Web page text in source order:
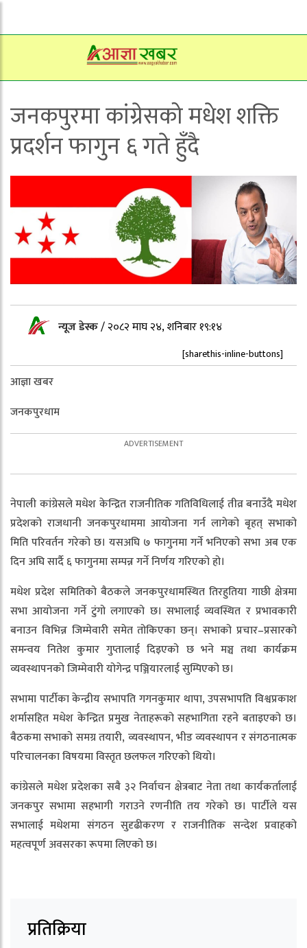
जनकपुरमा कांग्रेसको मधेश शक्ति
प्रदर्शन फागुन ६ गते हुँदै
न्यूज डेस्क/२०८२ माघ २४, शनिबार १९:१४
[sharethis-inline-buttons]
आज्ञा खबर
जनकपुरधाम
नेपाली कांग्रेसले मधेश केन्द्रित राजनीतिक गतिविधिलाई तीव्र बनाउँदै मधेश
प्रदेशको राजधानी जनकपुरधाममा आयोजना गर्न लागेको बृहत् सभाको
मिति परिवर्तन गरेको छ। यसअघि ७ फागुनमा गर्ने भनिएको सभा अब एक
दिन अघि सार्दै ६ फागुनमा सम्पन्न गर्ने निर्णय गरिएको हो।
मधेश प्रदेश समितिको बैठकले जनकपुरधामस्थित तिरहुतिया गाछी क्षेत्रमा
सभा आयोजना गर्ने टुंगो लगाएको छ। सभालाई व्यवस्थित र प्रभावकारी
बनाउन विभिन्न जिम्मेवारी समेत तोकिएका छन्। सभाको प्रचार–प्रसारको
समन्वय नितेश कुमार गुप्तालाई दिइएको छ भने मञ्च तथा कार्यक्रम
व्यवस्थापनको जिम्मेवारी योगेन्द्र पञ्जियारलाई सुम्पिएको छ।
सभामा पार्टीका केन्द्रीय सभापति गगनकुमार थापा, उपसभापति विश्वप्रकाश
शर्मासहित मधेश केन्द्रित प्रमुख नेताहरूको सहभागिता रहने बताइएको छ।
बैठकमा सभाको समग्र तयारी, व्यवस्थापन, भीड व्यवस्थापन र संगठनात्मक
परिचालनका विषयमा विस्तृत छलफल गरिएको थियो।
कांग्रेसले मधेश प्रदेशका सबै ३२ निर्वाचन क्षेत्रबाट नेता तथा कार्यकर्तालाई
जनकपुर सभामा सहभागी गराउने रणनीति तय गरेको छ। पार्टीले यस
सभालाई मधेशमा संगठन सुदृढीकरण र राजनीतिक सन्देश प्रवाहको
महत्वपूर्ण अवसरका रूपमा लिएको छ।
प्रतिक्रिया